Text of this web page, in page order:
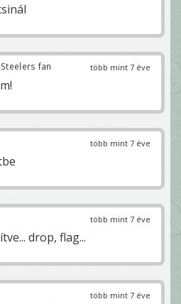
több mint 7 éve
fan
több mint 7 éve
több mint 7 éve
drop, flag...
több mint 7 éve